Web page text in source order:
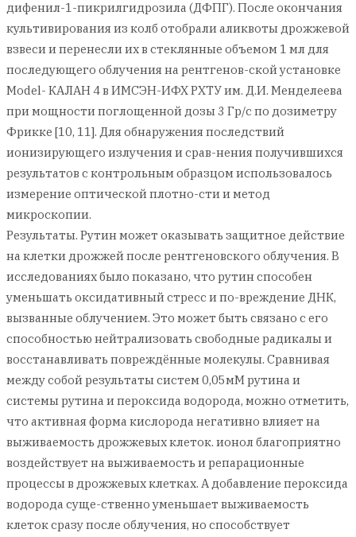
дифенил-1-пикрилгидрозила (ДФПГ). После окончания
культивирования из колб отобрали аликвоты дрожжевой
взвеси и перенесли их в стеклянные объемом 1 мл для
последующего облучения на рентгенов-ской установке
Model- КАЛАН 4 в ИМСЭН-ИФХ РХТУ им. Д.И. Менделеева
при мощности поглощенной дозы 3 Гр/с по дозиметру
Фрикке [10, 11]. Для обнаружения последствий
ионизирующего излучения и срав-нения получившихся
результатов с контрольным образцом использовалось
измерение оптической плотно-сти и метод
микроскопии.
Результаты. Рутин может оказывать защитное действие
на клетки дрожжей после рентгеновского облучения. В
исследованиях было показано, что рутин способен
уменьшать оксидативный стресс и по-вреждение ДНК,
вызванные облучением. Это может быть связано с его
способностью нейтрализовать свободные радикалы и
восстанавливать повреждённые молекулы. Сравнивая
между собой результаты систем 0,05мМ рутина и
системы рутина и пероксида водорода, можно отметить,
что активная форма кислорода негативно влияет на
выживаемость дрожжевых клеток. ионол благоприятно
воздействует на выживаемость и репарационные
процессы в дрожжевых клетках. А добавление пероксида
водорода суще-ственно уменьшает выживаемость
клеток сразу после облучения, но способствует